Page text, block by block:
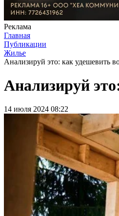
Реклама
Главная
Публикации
Жилье
Анализируй это: как удешевить
Анализируй
14 июля 2024 08:22